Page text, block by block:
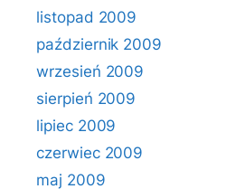
listopad 2009
październik 2009
wrzesień 2009
sierpień 2009
lipiec 2009
czerwiec 2009
maj 2009